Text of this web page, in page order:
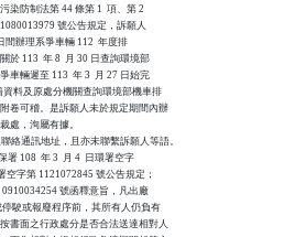
染防制法第 44 條第 1  項、第 2
1080013979 號公告規定，訴願人
日間辦理系爭車輛 112  年度排
113  年 8  月 30 日查詢環境部
輛遲至 113  年 3  月 27 日始完
資料及原處分機關查詢環境部機車排
卷可稽。是訴願人未於規定期間內辦
處，洵屬有據。
絡通訊地址，且亦未聯繫訴願人等語。
108  年 3  月 4  日環署空字
空字第 1121072845 號公告規定；
0910034254 號函釋意旨，凡出廠
停駛或報廢程序前，其所有人仍負有
書面之行政處分是否合法送達相對人